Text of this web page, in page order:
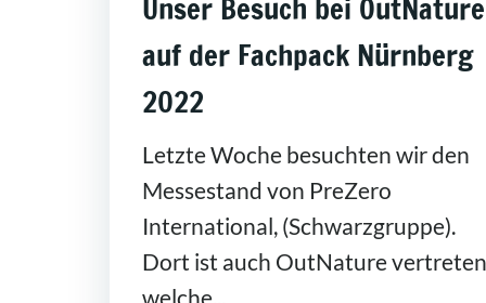
Unser Besuch bei OutNature
auf der Fachpack Nürnberg
2022
Letzte Woche besuchten wir den
Messestand von PreZero
International, (Schwarzgruppe).
Dort ist auch OutNature
welche...